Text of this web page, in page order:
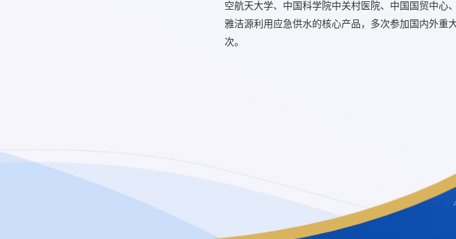
空航天大学、中国科学院中关村医院、中国国贸中心
雅洁源利用应急供水的核心产品，多次参加国内外重
次。